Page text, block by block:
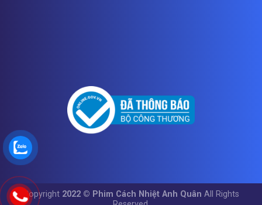
Copyright 2022 © Phim Cách Nhiệt Anh Quân All Rights